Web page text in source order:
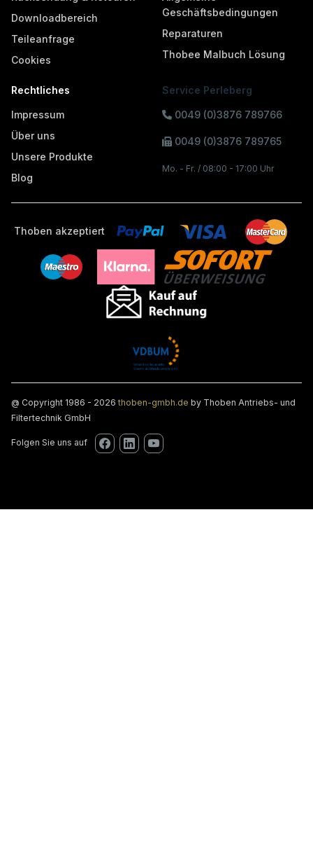
Downloadbereich
Teileanfrage
Cookies
Geschäftsbedingungen
Reparaturen
Thobee Malbuch Lösung
Rechtliches
Impressum
Über uns
Unsere Produkte
Blog
Service Perleberg
0049 (0)3876 789766
0049 (0)3876 789765
Mo. - Fr. / 08:00 - 17:00 Uhr
Thoben akzeptiert
@ Copyright 1986 - 2026thoben-gmbh.de by Thoben Antriebs- und
Filtertechnik GmbH
Folgen Sie uns auf